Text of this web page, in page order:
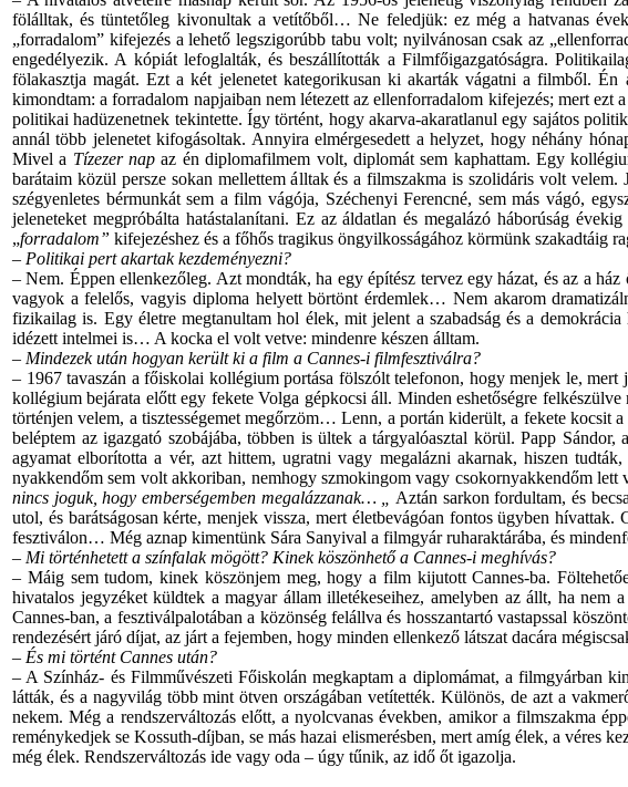
fölálltak, és tüntetőleg kivonultak a vetítőből… Ne feledjük: ez még a hatvanas
„forradalom” kifejezés a lehető legszigorúbb tabu volt; nyilvánosan csak az
engedélyezik. A kópiát lefoglalták, és beszállították a Filmfőigazgatóságra.
fölakasztja magát. Ezt a két jelenetet kategorikusan ki akarták vágatni a filmből. Én
kimondtam: a forradalom napjaiban nem létezett az ellenforradalom kifejezés; mert
politikai hadüzenetnek tekintette. Így történt, hogy akarva-akaratlanul egy sajátos
annál több jelenetet kifogásoltak. Annyira elmérgesedett a helyzet, hogy néhány
Mivel a Tízezer nap az én diplomafilmem volt, diplomát sem kaphattam. Egy
barátaim közül persze sokan mellettem álltak és a filmszakma is szolidáris volt velem.
szégyenletes bérmunkát sem a film vágója, Széchenyi Ferencné, sem más vágó,
jeleneteket megpróbálta hatástalanítani. Ez az áldatlan és megalázó háborúság
„forradalom” kifejezéshez és a főhős tragikus öngyilkosságához körmünk
– Politikai pert akartak kezdeményezni?
– Nem. Éppen ellenkezőleg. Azt mondták, ha egy építész tervez egy házat, és az a
vagyok a felelős, vagyis diploma helyett börtönt érdemlek… Nem akarom
fizikailag is. Egy életre megtanultam hol élek, mit jelent a szabadság és a
idézett intelmei is… A kocka el volt vetve: mindenre készen álltam.
– Mindezek után hogyan került ki a film a Cannes-i filmfesztiválra?
– 1967 tavaszán a főiskolai kollégium portása fölszólt telefonon, hogy menjek le,
kollégium bejárata előtt egy fekete Volga gépkocsi áll. Minden eshetőségre
történjen velem, a tisztességemet megőrzöm… Lenn, a portán kiderült, a fekete
beléptem az igazgató szobájába, többen is ültek a tárgyalóasztal körül. Papp
agyamat elborította a vér, azt hittem, ugratni vagy megalázni akarnak, hiszen
nyakkendőm sem volt akkoriban, nemhogy szmokingom vagy csokornyakkendőm
nincs joguk, hogy emberségemben megalázzanak… „
Aztán sarkon fordultam, és
utol, és barátságosan kérte, menjek vissza, mert életbevágóan fontos ügyben
fesztiválon… Még aznap kimentünk Sára Sanyival a filmgyár ruharaktárába, és
– Mi történhetett a színfalak mögött? Kinek köszönhető a Cannes-i meghívás?
– Máig sem tudom, kinek köszönjem meg, hogy a film kijutott Cannes-ba.
hivatalos jegyzéket küldtek a magyar állam illetékeseihez, amelyben az állt, ha nem a
Cannes-ban, a fesztiválpalotában a közönség felállva és hosszantartó vastapssal
rendezésért járó díjat, az járt a fejemben, hogy minden ellenkező látszat dacára
– És mi történt Cannes után?
– A Színház- és Filmművészeti Főiskolán megkaptam a diplomámat, a filmgyárban
látták, és a nagyvilág több mint ötven országában vetítették. Különös, de azt a
nekem. Még a rendszerváltozás előtt, a nyolcvanas években, amikor a filmszakma
reménykedjek se Kossuth-díjban, se más hazai elismerésben, mert amíg élek, a véres
még élek. Rendszerváltozás ide vagy oda – úgy tűnik, az idő őt igazolja.